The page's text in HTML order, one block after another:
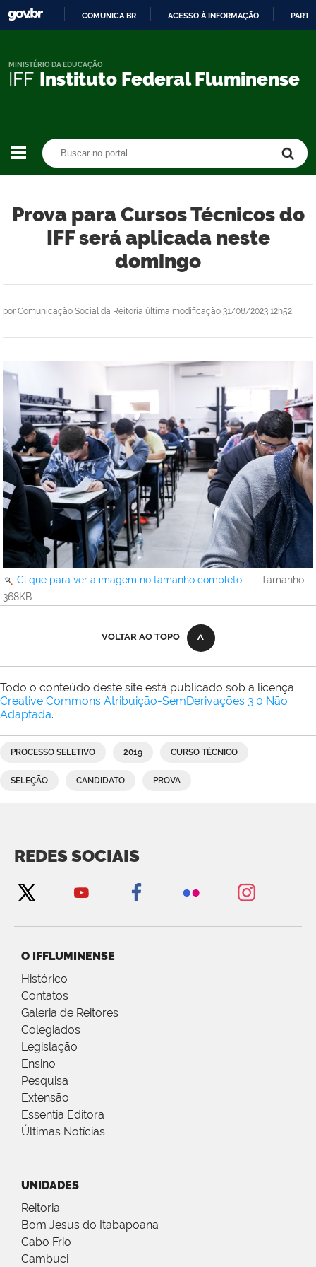
CONTEÚDO
COMUNICA BR ACESSO À INFORMAÇÃO
IFF Instituto Federal Fluminense
MINISTÉRIO DA EDUCAÇÃO
Prova para Cursos Técnicos do
IFF será aplicada neste
domingo
por Comunicação Social da Reitoria última modificação 31/08/2023 12h52
Clique para ver a imagem no tamanho completo… — Tamanho:
368KB
VOLTAR AO TOPO
Todo o conteúdo deste site está publicado sob a licença
Creative Commons Atribuição-SemDerivações 3.0 Não
Adaptada.
PROCESSO SELETIVO 2019 CURSO TÉCNICO
SELEÇÃO CANDIDATO PROVA
REDES SOCIAIS
O IFFLUMINENSE
Histórico
Contatos
Galeria de Reitores
Colegiados
Legislação
Ensino
Pesquisa
Extensão
Essentia Editora
Últimas Notícias
UNIDADES
Reitoria
Bom Jesus do Itabapoana
Cabo Frio
Cambuci